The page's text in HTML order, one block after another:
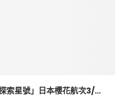
索星號」日本櫻花航次3/...